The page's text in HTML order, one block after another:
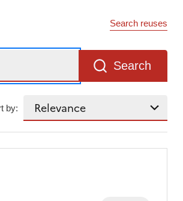
Search reuses
Search
by: